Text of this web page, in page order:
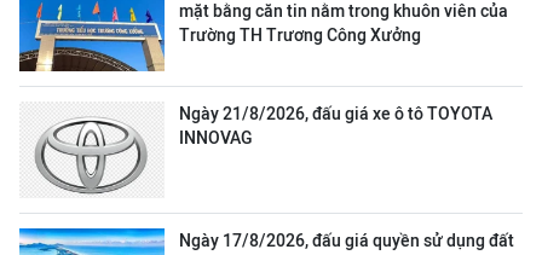
mặt bằng căn tin nằm trong khuôn viên của
Trường TH Trương Công Xưởng
Ngày 21/8/2026, đấu giá xe ô tô TOYOTA
INNOVAG
Ngày 17/8/2026, đấu giá quyền sử dụng đất